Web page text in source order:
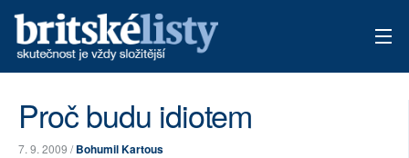
Proč budu idiotem
7. 9. 2009 /Bohumil Kartous